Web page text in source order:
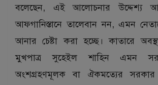
বলেছেন, এই আলোচনার উদ্দেশ্য
আফগানিস্তানে তালেবান নন, এমন
আনার চেষ্টা করা হচ্ছে। কাতারে
মুখপাত্র সুহেইল শাহিন এমন
অংশগ্রহণমূলক বা ঐকমত্যের